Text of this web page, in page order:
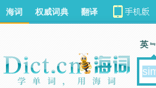
海词 权威词典 翻译
英